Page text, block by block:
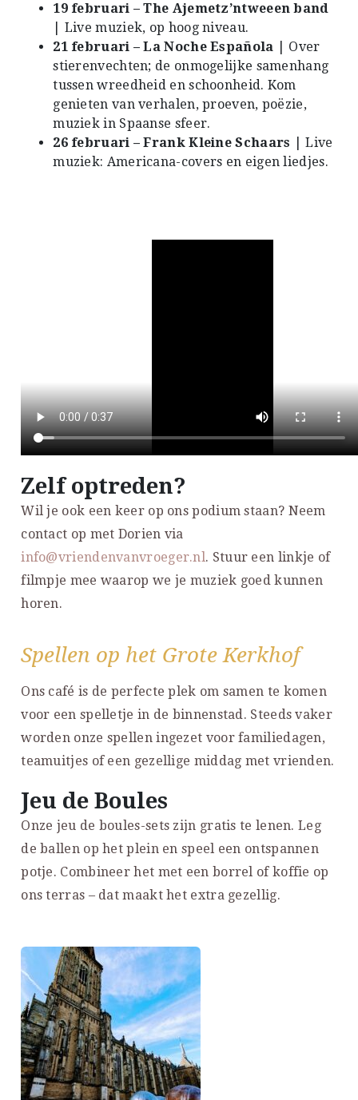
19 februari – The Ajemetz’ntweeen band
| Live muziek, op hoog niveau.
21 februari – La Noche Española
| Over
stierenvechten; de onmogelijke samenhang
tussen wreedheid en schoonheid. Kom
genieten van verhalen, proeven, poëzie,
muziek in Spaanse sfeer.
26 februari – Frank Kleine Schaars
| Live
muziek: Americana-covers en eigen liedjes.
Zelf optreden?
Wil je ook een keer op ons podium staan? Neem
contact op met Dorien via
info@vriendenvanvroeger.nl. Stuur een linkje of
filmpje mee waarop we je muziek goed kunnen
horen.
Spellen op het Grote Kerkhof
Ons café is de perfecte plek om samen te komen
voor een spelletje in de binnenstad. Steeds vaker
worden onze spellen ingezet voor familiedagen,
teamuitjes of een gezellige middag met vrienden.
Jeu de Boules
Onze jeu de boules-sets zijn gratis te lenen. Leg
de ballen op het plein en speel een ontspannen
potje. Combineer het met een borrel of koffie op
ons terras – dat maakt het extra gezellig.